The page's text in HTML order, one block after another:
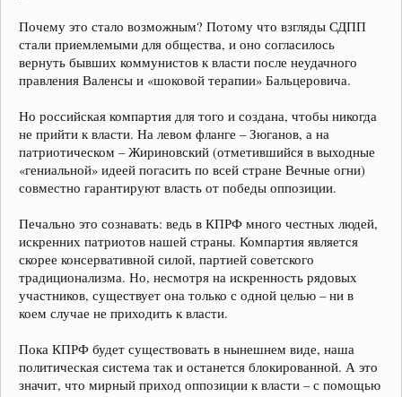
Почему это стало возможным? Потому что взгляды СДПП
стали приемлемыми для общества, и оно согласилось
вернуть бывших коммунистов к власти после неудачного
правления Валенсы и «шоковой терапии» Бальцеровича.
Но российская компартия для того и создана, чтобы никогда
не прийти к власти. На левом фланге – Зюганов, а на
патриотическом – Жириновский (отметившийся в выходные
«гениальной» идеей погасить по всей стране Вечные огни)
совместно гарантируют власть от победы оппозиции.
Печально это сознавать: ведь в КПРФ много честных людей,
искренних патриотов нашей страны. Компартия является
скорее консервативной силой, партией советского
традиционализма. Но, несмотря на искренность рядовых
участников, существует она только с одной целью – ни в
коем случае не приходить к власти.
Пока КПРФ будет существовать в нынешнем виде, наша
политическая система так и останется блокированной. А это
значит, что мирный приход оппозиции к власти – с помощью